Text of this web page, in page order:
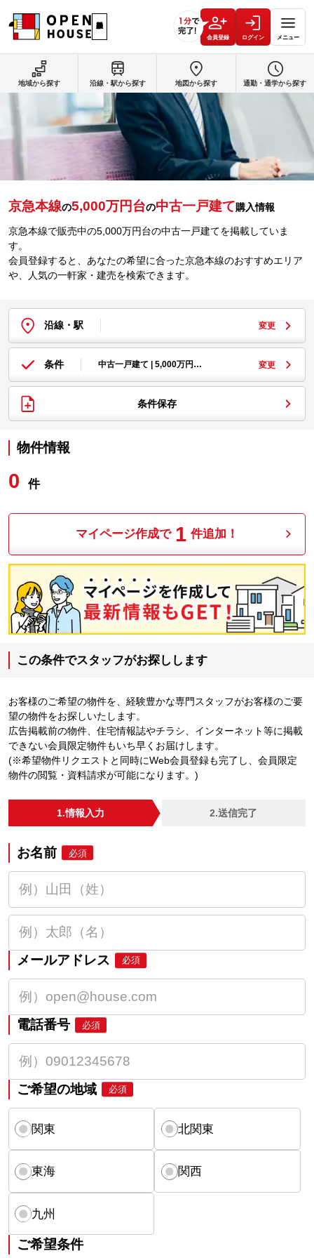
会員登録 ログイン メニュー
京急本線の5,000万円台の中古一戸建て購入情報
京急本線で販売中の5,000万円台の中古一戸建てを掲載していま
す。
会員登録すると、あなたの希望に合った京急本線のおすすめエリア
や、人気の一軒家・建売を検索できます。
沿線・駅 変更
条件 中古一戸建て | 5,000万円… 変更
条件保存
物件情報
0 件
マイページ作成で 1 件追加！
この条件でスタッフがお探しします
お客様のご希望の物件を、経験豊かな専門スタッフがお客様のご要
望の物件をお探しいたします。
広告掲載前の物件、住宅情報誌やチラシ、インターネット等に掲載
できない会員限定物件もいち早くお届けします。
(※希望物件リクエストと同時にWeb会員登録も完了し、会員限定
物件の閲覧・資料請求が可能になります。)
1.情報入力 2.送信完了
お名前 必須
メールアドレス 必須
電話番号 必須
ご希望の地域 必須
関東 北関東
東海 関西
九州
ご希望条件
地域から探す 沿線・駅から探す 地図から探す 通勤・通学から探す